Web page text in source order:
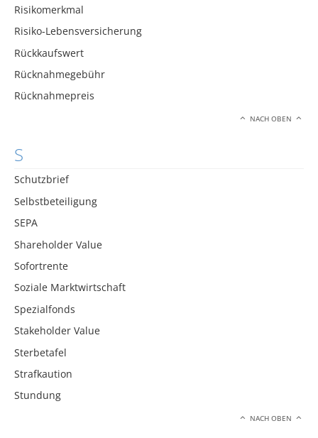
Risikomerkmal
Risiko-Lebensversicherung
Rückkaufswert
Rücknahmegebühr
Rücknahmepreis
NACH OBEN
S
Schutzbrief
Selbstbeteiligung
SEPA
Shareholder Value
Sofortrente
Soziale Marktwirtschaft
Spezialfonds
Stakeholder Value
Sterbetafel
Strafkaution
Stundung
NACH OBEN